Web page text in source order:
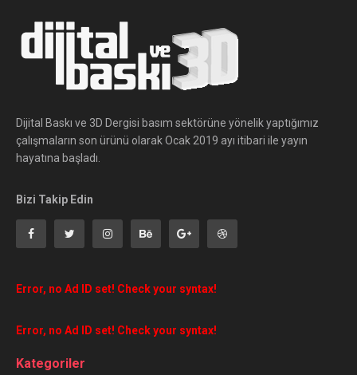
Dijital Baskı ve 3D Dergisi basım sektörüne yönelik yaptığımız
çalışmaların son ürünü olarak Ocak 2019 ayı itibari ile yayın
hayatına başladı.
Bizi Takip Edin
Error, no Ad ID set! Check your syntax!
Error, no Ad ID set! Check your syntax!
Kategoriler